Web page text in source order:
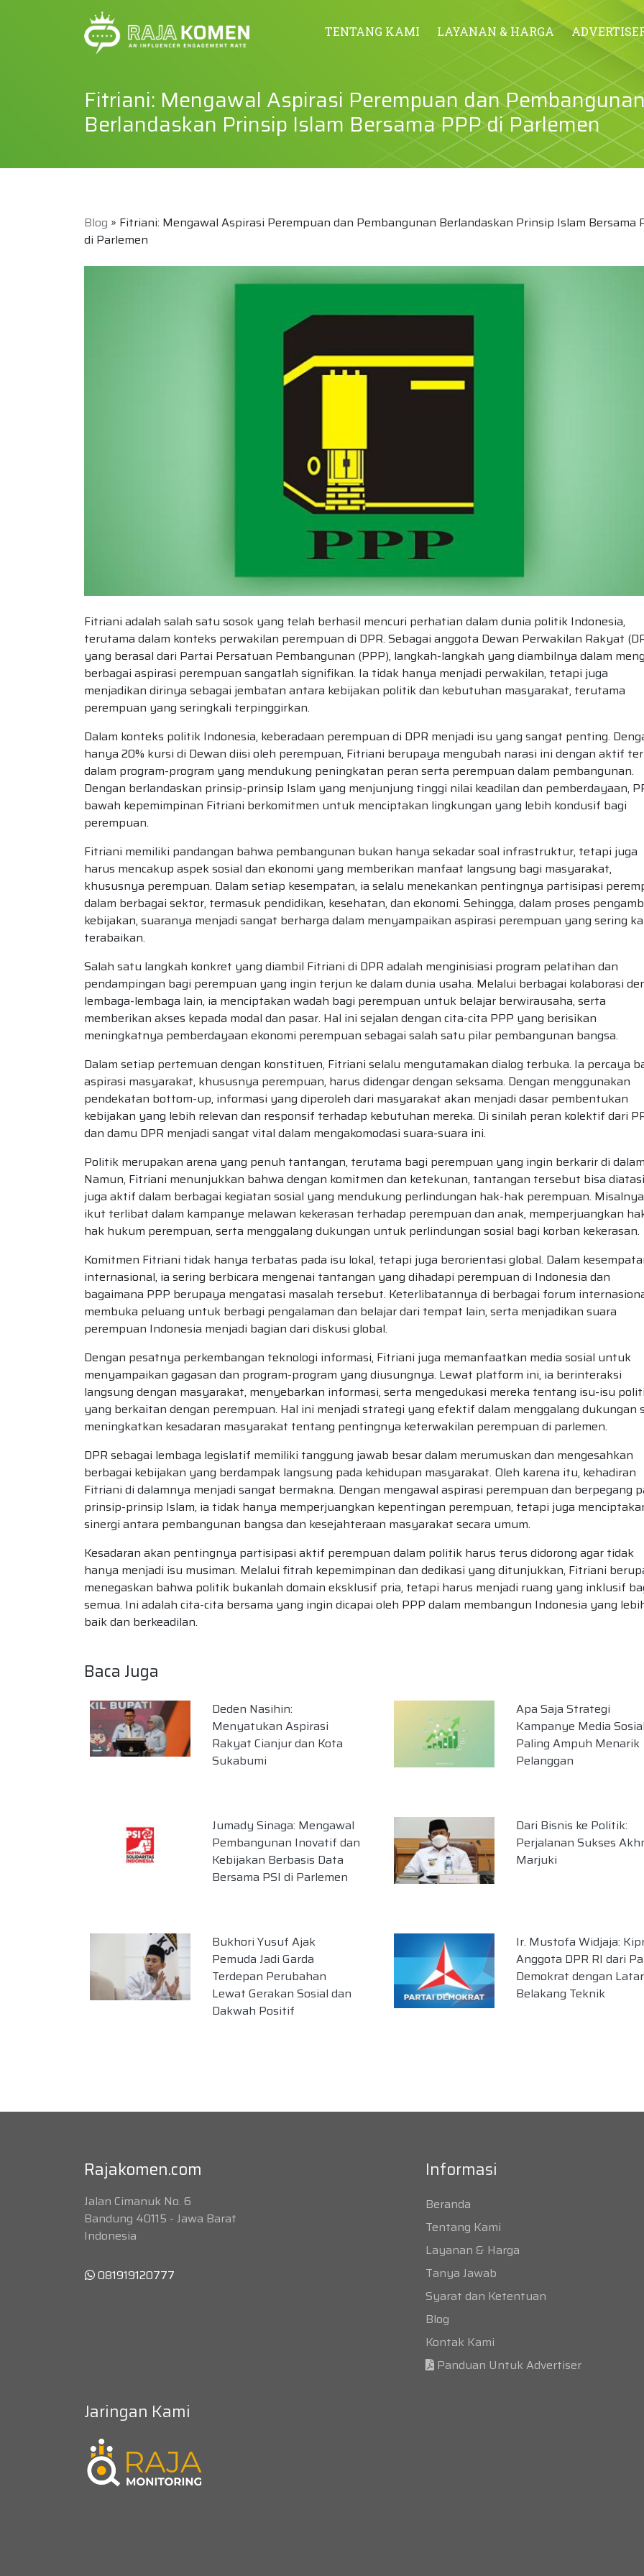
TENTANG KAMI LAYANAN & HARGA
Fitriani: Mengawal Aspirasi Perempuan dan
Berlandaskan Prinsip Islam Bersama PPP di Parlemen
Blog » Fitriani: Mengawal Aspirasi Perempuan dan Pembangunan Berlandaskan Prinsip Islam Bersama
di Parlemen
Fitriani adalah salah satu sosok yang telah berhasil mencuri perhatian dalam dunia politik Indonesia,
terutama dalam konteks perwakilan perempuan di DPR. Sebagai anggota Dewan Perwakilan Rakyat
yang berasal dari Partai Persatuan Pembangunan (PPP), langkah-langkah yang diambilnya dalam
berbagai aspirasi perempuan sangatlah signifikan. Ia tidak hanya menjadi perwakilan, tetapi juga
menjadikan dirinya sebagai jembatan antara kebijakan politik dan kebutuhan masyarakat, terutama
perempuan yang seringkali terpinggirkan.
Dalam konteks politik Indonesia, keberadaan perempuan di DPR menjadi isu yang sangat penting.
hanya 20% kursi di Dewan diisi oleh perempuan, Fitriani berupaya mengubah narasi ini dengan aktif
dalam program-program yang mendukung peningkatan peran serta perempuan dalam pembangunan.
Dengan berlandaskan prinsip-prinsip Islam yang menjunjung tinggi nilai keadilan dan pemberdayaan,
bawah kepemimpinan Fitriani berkomitmen untuk menciptakan lingkungan yang lebih kondusif bagi
perempuan.
Fitriani memiliki pandangan bahwa pembangunan bukan hanya sekadar soal infrastruktur, tetapi juga
harus mencakup aspek sosial dan ekonomi yang memberikan manfaat langsung bagi masyarakat,
khususnya perempuan. Dalam setiap kesempatan, ia selalu menekankan pentingnya partisipasi
dalam berbagai sektor, termasuk pendidikan, kesehatan, dan ekonomi. Sehingga, dalam proses
kebijakan, suaranya menjadi sangat berharga dalam menyampaikan aspirasi perempuan yang sering
terabaikan.
Salah satu langkah konkret yang diambil Fitriani di DPR adalah menginisiasi program pelatihan dan
pendampingan bagi perempuan yang ingin terjun ke dalam dunia usaha. Melalui berbagai kolaborasi
lembaga-lembaga lain, ia menciptakan wadah bagi perempuan untuk belajar berwirausaha, serta
memberikan akses kepada modal dan pasar. Hal ini sejalan dengan cita-cita PPP yang berisikan
meningkatnya pemberdayaan ekonomi perempuan sebagai salah satu pilar pembangunan bangsa.
Dalam setiap pertemuan dengan konstituen, Fitriani selalu mengutamakan dialog terbuka. Ia percaya
aspirasi masyarakat, khususnya perempuan, harus didengar dengan seksama. Dengan menggunakan
pendekatan bottom-up, informasi yang diperoleh dari masyarakat akan menjadi dasar pembentukan
kebijakan yang lebih relevan dan responsif terhadap kebutuhan mereka. Di sinilah peran kolektif dari
dan damu DPR menjadi sangat vital dalam mengakomodasi suara-suara ini.
Politik merupakan arena yang penuh tantangan, terutama bagi perempuan yang ingin berkarir di
Namun, Fitriani menunjukkan bahwa dengan komitmen dan ketekunan, tantangan tersebut bisa
juga aktif dalam berbagai kegiatan sosial yang mendukung perlindungan hak-hak perempuan.
ikut terlibat dalam kampanye melawan kekerasan terhadap perempuan dan anak, memperjuangkan
hak hukum perempuan, serta menggalang dukungan untuk perlindungan sosial bagi korban kekerasan.
Komitmen Fitriani tidak hanya terbatas pada isu lokal, tetapi juga berorientasi global. Dalam
internasional, ia sering berbicara mengenai tantangan yang dihadapi perempuan di Indonesia dan
bagaimana PPP berupaya mengatasi masalah tersebut. Keterlibatannya di berbagai forum
membuka peluang untuk berbagi pengalaman dan belajar dari tempat lain, serta menjadikan suara
perempuan Indonesia menjadi bagian dari diskusi global.
Dengan pesatnya perkembangan teknologi informasi, Fitriani juga memanfaatkan media sosial untuk
menyampaikan gagasan dan program-program yang diusungnya. Lewat platform ini, ia berinteraksi
langsung dengan masyarakat, menyebarkan informasi, serta mengedukasi mereka tentang isu-isu
yang berkaitan dengan perempuan. Hal ini menjadi strategi yang efektif dalam menggalang dukungan
meningkatkan kesadaran masyarakat tentang pentingnya keterwakilan perempuan di parlemen.
DPR sebagai lembaga legislatif memiliki tanggung jawab besar dalam merumuskan dan mengesahkan
berbagai kebijakan yang berdampak langsung pada kehidupan masyarakat. Oleh karena itu, kehadiran
Fitriani di dalamnya menjadi sangat bermakna. Dengan mengawal aspirasi perempuan dan berpegang
prinsip-prinsip Islam, ia tidak hanya memperjuangkan kepentingan perempuan, tetapi juga
sinergi antara pembangunan bangsa dan kesejahteraan masyarakat secara umum.
Kesadaran akan pentingnya partisipasi aktif perempuan dalam politik harus terus didorong agar tidak
hanya menjadi isu musiman. Melalui fitrah kepemimpinan dan dedikasi yang ditunjukkan, Fitriani
menegaskan bahwa politik bukanlah domain eksklusif pria, tetapi harus menjadi ruang yang inklusif
semua. Ini adalah cita-cita bersama yang ingin dicapai oleh PPP dalam membangun Indonesia yang
baik dan berkeadilan.
Baca Juga
Deden Nasihin:
Menyatukan Aspirasi
Rakyat Cianjur dan Kota
Sukabumi
Apa Saja Strategi
Kampanye Media Sosial
Paling Ampuh Menarik
Pelanggan
Jumady Sinaga: Mengawal
Pembangunan Inovatif dan
Kebijakan Berbasis Data
Bersama PSI di Parlemen
Dari Bisnis ke Politik:
Perjalanan Sukses
Marjuki
Bukhori Yusuf Ajak
Pemuda Jadi Garda
Terdepan Perubahan
Lewat Gerakan Sosial dan
Dakwah Positif
Ir. Mustofa Widjaja:
Anggota DPR RI dari
Demokrat dengan Latar
Belakang Teknik
Rajakomen.com
Jalan Cimanuk No. 6
Bandung 40115 - Jawa Barat
Indonesia
081919120777
Informasi
Beranda
Tentang Kami
Layanan & Harga
Tanya Jawab
Syarat dan Ketentuan
Blog
Kontak Kami
Panduan Untuk Advertiser
Jaringan Kami